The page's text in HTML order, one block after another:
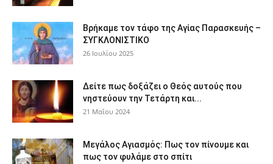
Βρήκαμε τον τάφο της Αγίας Παρασκευής –
ΣΥΓΚΛΟΝΙΣΤΙΚΟ
26 Ιουλίου 2025
Δείτε πως δοξάζει ο Θεός αυτούς που
νηστεύουν την Τετάρτη και...
21 Μαΐου 2024
Μεγάλος Αγιασμός: Πως τον πίνουμε και
πως τον φυλάμε στο σπίτι